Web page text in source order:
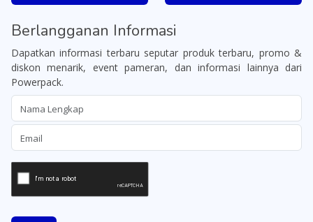
Berlangganan Informasi
Dapatkan informasi terbaru seputar produk terbaru, promo &
diskon menarik, event pameran, dan informasi lainnya dari
Powerpack.